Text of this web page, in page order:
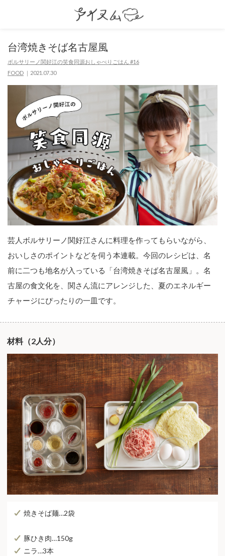
台湾焼きそば名古屋⾵
ボルサリーノ関好江の笑食同源おしゃべりごはん #16
FOOD
2021.07.30
芸人ボルサリーノ関好江さんに料理を作ってもらいながら、
おいしさのポイントなどを伺う本連載。今回のレシピは、名
前に二つも地名が入っている「台湾焼きそば名古屋風」。名
古屋の食文化を、関さん流にアレンジした、夏のエネルギー
チャージにぴったりの一皿です。
材料（2人分）
焼きそば麺…2袋
豚ひき⾁…150g
ニラ…3本